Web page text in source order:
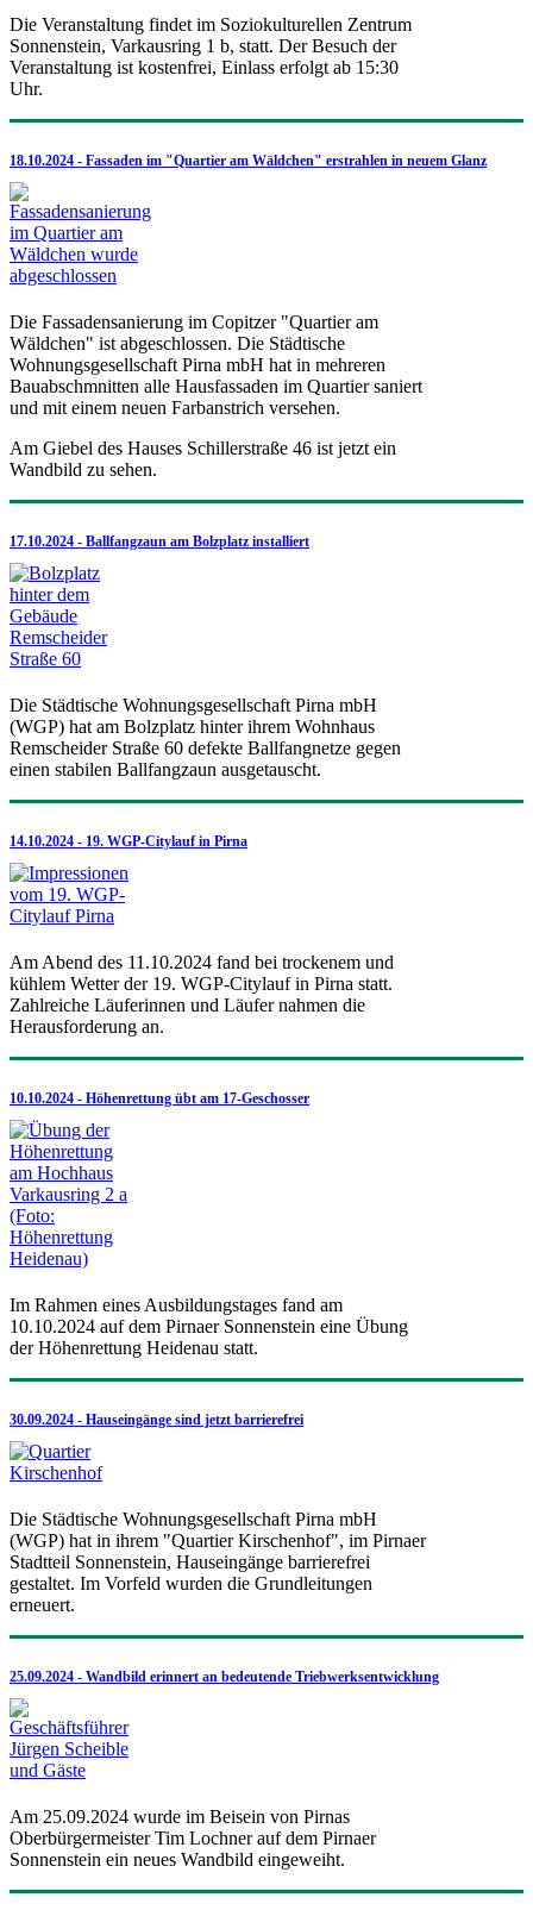
Die Veranstaltung findet im Soziokulturellen Zentrum
Sonnenstein, Varkausring 1 b, statt. Der Besuch der
Veranstaltung ist kostenfrei, Einlass erfolgt ab 15:30
Uhr.
18.10.2024 - Fassaden im "Quartier am Wäldchen" erstrahlen in neuem Glanz
Die Fassadensanierung im Copitzer "Quartier am
Wäldchen" ist abgeschlossen. Die Städtische
Wohnungsgesellschaft Pirna mbH hat in mehreren
Bauabschmnitten alle Hausfassaden im Quartier saniert
und mit einem neuen Farbanstrich versehen.
Am Giebel des Hauses Schillerstraße 46 ist jetzt ein
Wandbild zu sehen.
17.10.2024 - Ballfangzaun am Bolzplatz installiert
Die Städtische Wohnungsgesellschaft Pirna mbH
(WGP) hat am Bolzplatz hinter ihrem Wohnhaus
Remscheider Straße 60 defekte Ballfangnetze gegen
einen stabilen Ballfangzaun ausgetauscht.
14.10.2024 - 19. WGP-Citylauf in Pirna
Am Abend des 11.10.2024 fand bei trockenem und
kühlem Wetter der 19. WGP-Citylauf in Pirna statt.
Zahlreiche Läuferinnen und Läufer nahmen die
Herausforderung an.
10.10.2024 - Höhenrettung übt am 17-Geschosser
Im Rahmen eines Ausbildungstages fand am
10.10.2024 auf dem Pirnaer Sonnenstein eine Übung
der Höhenrettung Heidenau statt.
30.09.2024 - Hauseingänge sind jetzt barrierefrei
Die Städtische Wohnungsgesellschaft Pirna mbH
(WGP) hat in ihrem "Quartier Kirschenhof", im Pirnaer
Stadtteil Sonnenstein, Hauseingänge barrierefrei
gestaltet. Im Vorfeld wurden die Grundleitungen
erneuert.
25.09.2024 - Wandbild erinnert an bedeutende Triebwerksentwicklung
Am 25.09.2024 wurde im Beisein von Pirnas
Oberbürgermeister Tim Lochner auf dem Pirnaer
Sonnenstein ein neues Wandbild eingeweiht.